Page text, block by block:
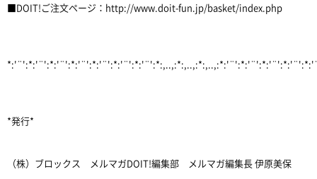
■DOIT!ご注文ページ：http://www.doit-fun.jp/basket/index.php
*発行*
（株）ブロックス メルマガDOIT!編集部 メルマガ編集長 伊原美保